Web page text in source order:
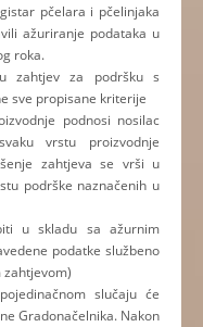
pčelara i pčelinjaka
ažuriranje podataka u
roka.
zahtjev za podršku s
sve propisane kriterije
podnosi nosilac
vrstu proizvodnje
zahtjeva se vrši u
podrške naznačenih u
u skladu sa ažurnim
podatke službeno
slučaju će
Gradonačelnika. Nakon